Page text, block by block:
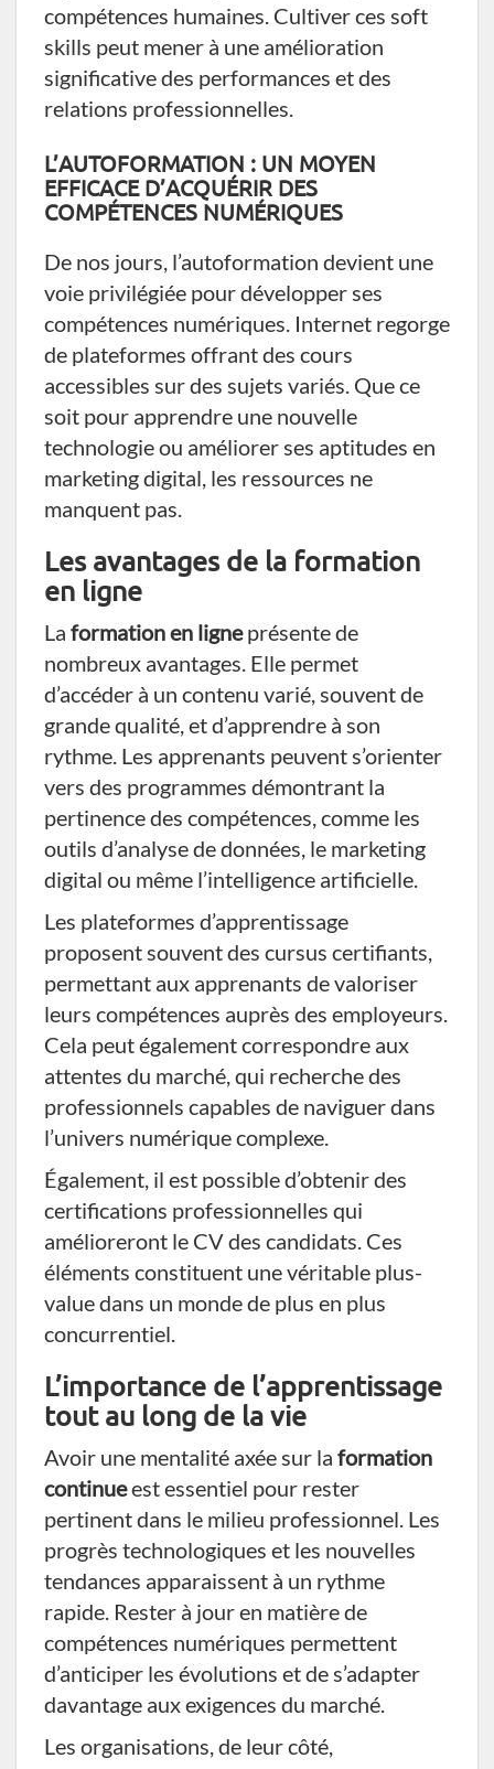
compétences humaines. Cultiver ces soft
skills peut mener à une amélioration
significative des performances et des
relations professionnelles.
L’AUTOFORMATION : UN MOYEN
EFFICACE D’ACQUÉRIR DES
COMPÉTENCES NUMÉRIQUES
De nos jours, l’autoformation devient une
voie privilégiée pour développer ses
compétences numériques. Internet regorge
de plateformes offrant des cours
accessibles sur des sujets variés. Que ce
soit pour apprendre une nouvelle
technologie ou améliorer ses aptitudes en
marketing digital, les ressources ne
manquent pas.
Les avantages de la formation
en ligne
La formation en ligneprésente de
nombreux avantages. Elle permet
d’accéder à un contenu varié, souvent de
grande qualité, et d’apprendre à son
rythme. Les apprenants peuvent s’orienter
vers des programmes démontrant la
pertinence des compétences, comme les
outils d’analyse de données, le marketing
digital ou même l’intelligence artificielle.
Les plateformes d’apprentissage
proposent souvent des cursus certifiants,
permettant aux apprenants de valoriser
leurs compétences auprès des employeurs.
Cela peut également correspondre aux
attentes du marché, qui recherche des
professionnels capables de naviguer dans
l’univers numérique complexe.
Également, il est possible d’obtenir des
certifications professionnelles qui
amélioreront le CV des candidats. Ces
éléments constituent une véritable plus-
value dans un monde de plus en plus
concurrentiel.
L’importance de l’apprentissage
tout au long de la vie
Avoir une mentalité axée sur la formation
continueest essentiel pour rester
pertinent dans le milieu professionnel. Les
progrès technologiques et les nouvelles
tendances apparaissent à un rythme
rapide. Rester à jour en matière de
compétences numériques permettent
d’anticiper les évolutions et de s’adapter
davantage aux exigences du marché.
Les organisations, de leur côté,